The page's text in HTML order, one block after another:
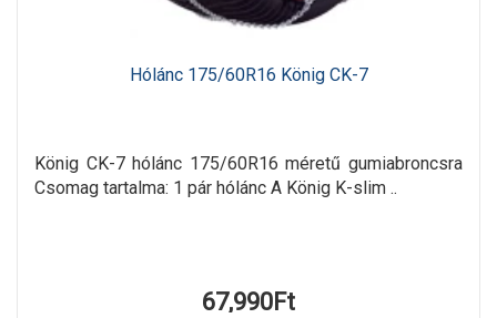
Hólánc 175/60R16 König CK-7
König CK-7 hólánc 175/60R16 méretű gumiabroncsra
Csomag tartalma: 1 pár hólánc A König K-slim ..
67,990Ft